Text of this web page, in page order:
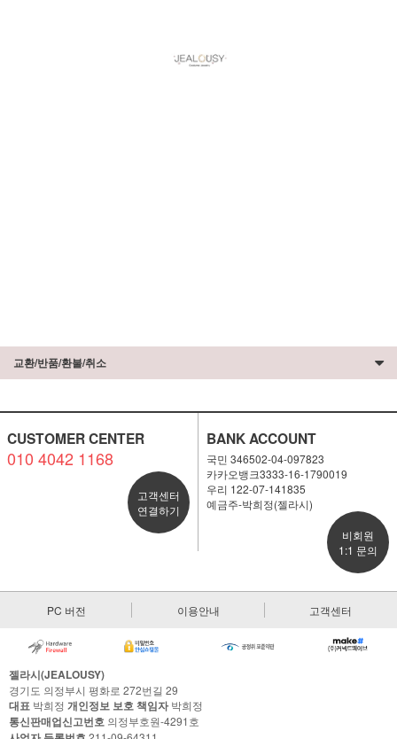
교환/반품/환불/취소
CUSTOMER CENTER
010 4042 1168
고객센터
연결하기
BANK ACCOUNT
국민 346502-04-097823
카카오뱅크3333-16-1790019
우리 122-07-141835
예금주-박희정(젤라시)
비회원
1:1 문의
PC 버전 이용안내 고객센터
젤라시(JEALOUSY)
경기도 의정부시 평화로 272번길 29
대표 박희정 개인정보 보호 책임자박희정
통신판매업신고번호 의정부호원-4291호